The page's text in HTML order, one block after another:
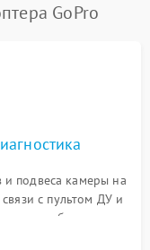
GoPro
и подвеса камеры на
с пультом ДУ и
ошибок через
неисправности.